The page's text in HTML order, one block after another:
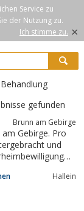
Service zu
der Nutzung zu.
Ich stimme zu. ×
gefunden
Brunn am Gebirge
Gebirge. Pro
und
Hallein